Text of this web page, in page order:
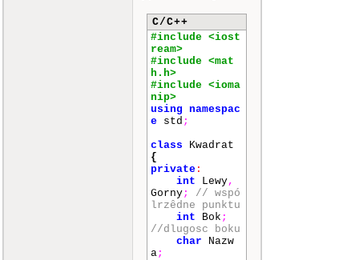
C/C++
#include <iost
ream>
#include <mat
h.h>
#include <ioma
nip>
using namespac
e std ;
class Kwadrat
{
private :
int Lewy,
Gorny;
// wspó
lrzêdne punktu
int Bok ;
//dlugosc boku
char Nazw
a;